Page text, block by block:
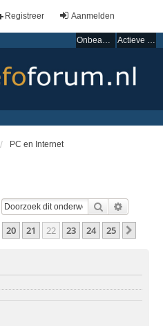
Aanmelden
Registreer
Onbeantwoorde onderwerpen Actieve onderwerpen
PC en Internet
Zoek
Van
20 21 22 23 24 25